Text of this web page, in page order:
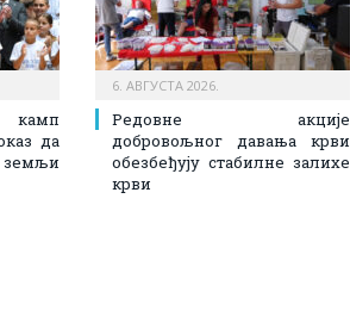
камп
да
6. АВГУСТА 2026.
Редовне акције
добровољног давања крви
обезбеђују стабилне залихе
крви